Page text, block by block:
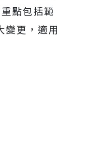
點包括範
變更，適用